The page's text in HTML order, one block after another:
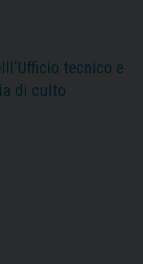
tecnico e
di culto